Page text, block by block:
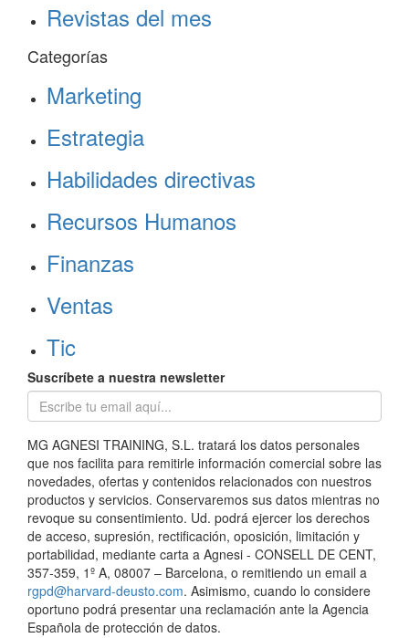
Revistas del mes
Categorías
Marketing
Estrategia
Habilidades directivas
Recursos Humanos
Finanzas
Ventas
Tic
Suscríbete a nuestra newsletter
MG AGNESI TRAINING, S.L. tratará los datos personales
que nos facilita para remitirle información comercial sobre las
novedades, ofertas y contenidos relacionados con nuestros
productos y servicios. Conservaremos sus datos mientras no
revoque su consentimiento. Ud. podrá ejercer los derechos
de acceso, supresión, rectificación, oposición, limitación y
portabilidad, mediante carta a Agnesi - CONSELL DE CENT,
357-359, 1º A, 08007 – Barcelona, o remitiendo un email a
rgpd@harvard-deusto.com. Asimismo, cuando lo considere
oportuno podrá presentar una reclamación ante la Agencia
Española de protección de datos.